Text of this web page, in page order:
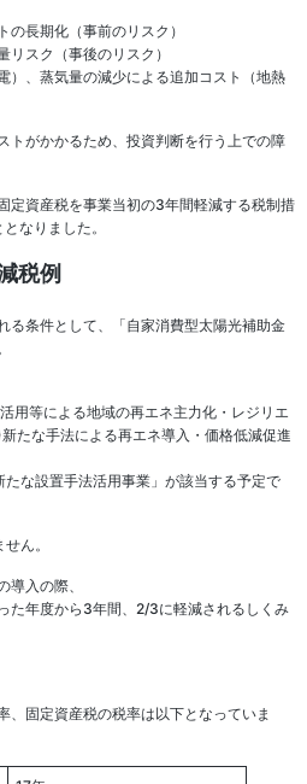
長期化（事前のリスク）
リスク（事後のリスク）
）、蒸気量の減少による追加コスト（地熱
トがかかるため、投資判断を行う上での障
定資産税を事業当初の3年間軽減する税制措
なりました。
税例
る条件として、「自家消費型太陽光補助金
用等による地域の再エネ主力化・レジリエ
たな手法による再エネ導入・価格低減促進
な設置手法活用事業」が該当する予定で
ん。
入の際、
た年度から3年間、2/3に軽減されるしくみ
、固定資産税の税率は以下となっていま